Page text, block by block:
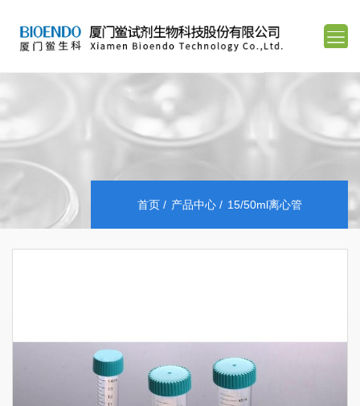
首页 产品中心 15/50ml离心管